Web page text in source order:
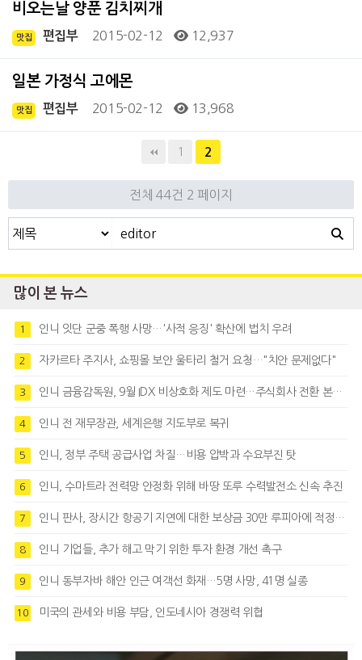
비오는날 양푼 김치찌개
맛집 편집부 2015-02-12 12,937
일본 가정식 고에몬
맛집 편집부 2015-02-12 13,968
1 2
전체 44건 2 페이지
많이 본 뉴스
1 인니 잇단 군중 폭행 사망…'사적 응징' 확산에 법치 우려
2 자카르타 주지사, 쇼핑몰 보안 울타리 철거 요청…"치안 문제없다"
3 인니 금융감독원, 9월 IDX 비상호화 제도 마련…주식회사 전환 본격화
4 인니 전 재무장관, 세계은행 지도부로 복귀
5 인니, 정부 주택 공급사업 차질…비용 압박과 수요부진 탓
6 인니, 수마트라 전력망 안정화 위해 바땅 또루 수력발전소 신속 추진
7 인니 판사, 장시간 항공기 지연에 대한 보상금 30만 루피아에 적정성 제기
8 인니 기업들, 추가 해고 막기 위한 투자 환경 개선 촉구
9 인니 동부자바 해안 인근 여객선 화재…5명 사망, 41명 실종
10 미국의 관세와 비용 부담, 인도네시아 경쟁력 위협